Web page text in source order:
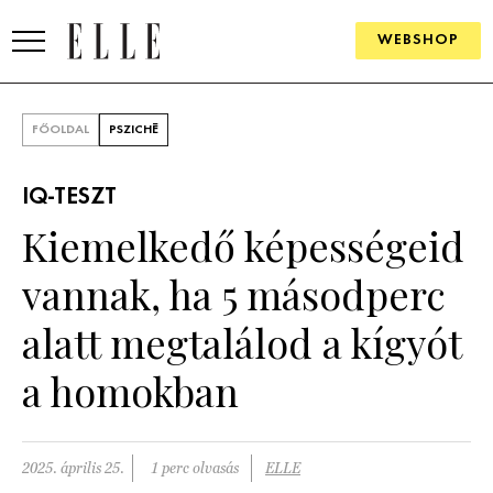
WEBSHOP
SZÉPSÉG
PSZICHÉ
PÁRKAPCSOLAT
FŐOLDAL PSZICHÉ
IQ-TESZT
Kiemelkedő képességeid
vannak, ha 5 másodperc
alatt megtalálod a kígyót
a homokban
2025. április 25. 1 perc olvasás ELLE